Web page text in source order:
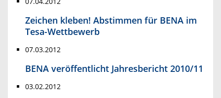
Zeichen kleben! Abstimmen für BENA im
Tesa-Wettbewerb
07.03.2012
BENA veröffentlicht Jahresbericht 2010/11
03.02.2012